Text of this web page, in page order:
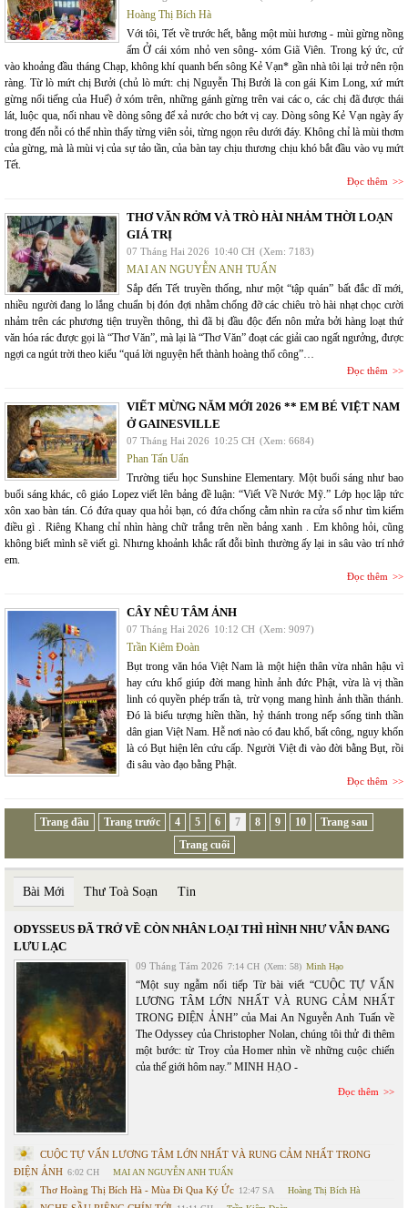
Hoàng Thị Bích Hà
Với tôi, Tết về trước hết, bằng một mùi hương - mùi gừng nồng
ấm Ở cái xóm nhỏ ven sông- xóm Giã Viên. Trong ký ức, cứ
vào khoảng đầu tháng Chạp, không khí quanh bến sông Kẻ Vạn* gần nhà tôi lại trở nên rộn
ràng. Từ lò mứt chị Bưởi (chủ lò mứt: chị Nguyễn Thị Bưởi là con gái Kim Long, xứ mứt
gừng nổi tiếng của Huế) ở xóm trên, những gánh gừng trên vai các o, các chị đã được thái
lát, luộc qua, nối nhau về dòng sông để xả nước cho bớt vị cay. Dòng sông Kẻ Vạn ngày ấy
trong đến nỗi có thể nhìn thấy từng viên sỏi, từng ngọn rêu dưới đáy. Không chỉ là mùi thơm
của gừng, mà là mùi vị của sự tảo tần, của bàn tay chịu thương chịu khó bắt đầu vào vụ mứt
Tết.
Đọc thêm
THƠ VĂN RỞM VÀ TRÒ HÀI NHẢM THỜI LOẠN
GIÁ TRỊ
07 Tháng Hai 2026 10:40 CH (Xem: 7183)
MAI AN NGUYỄN ANH TUẤN
Sắp đến Tết truyền thống, như một “tập quán” bất đắc dĩ mới,
nhiều người đang lo lắng chuẩn bị đón đợi nhằm chống đỡ các chiêu trò hài nhạt chọc cười
nhảm trên các phương tiện truyền thông, thì đã bị đầu độc đến nôn mửa bởi hàng loạt thứ
văn hóa rác được gọi là “Thơ Văn”, mà lại là “Thơ Văn” đoạt các giải cao ngất ngưởng, được
ngợi ca ngút trời theo kiểu “quá lời nguyện hết thành hoàng thổ công”…
Đọc thêm
VIẾT MỪNG NĂM MỚI 2026 ** EM BÉ VIỆT NAM
Ở GAINESVILLE
07 Tháng Hai 2026 10:25 CH (Xem: 6684)
Phan Tấn Uẩn
Trường tiểu học Sunshine Elementary. Một buổi sáng như bao
buổi sáng khác, cô giáo Lopez viết lên bảng đề luận: “Viết Về Nước Mỹ.” Lớp học lập tức
xôn xao bàn tán. Có đứa quay qua hỏi bạn, có đứa chống cằm nhìn ra cửa sổ như tìm kiếm
điều gì . Riêng Khang chỉ nhìn hàng chữ trắng trên nền bảng xanh . Em không hỏi, cũng
không biết mình sẽ viết gì. Nhưng khoảnh khắc rất đỗi bình thường ấy lại in sâu vào trí nhớ
em.
Đọc thêm
CÂY NÊU TÂM ẢNH
07 Tháng Hai 2026 10:12 CH (Xem: 9097)
Trần Kiêm Đoàn
Bụt trong văn hóa Việt Nam là một hiện thân vừa nhân hậu vì
hay cứu khổ giúp đời mang hình ảnh đức Phật, vừa là vị thần
linh có quyền phép trấn tà, trừ vọng mang hình ảnh thần thánh.
Đó là biểu tượng hiền thần, hỷ thánh trong nếp sống tinh thần
dân gian Việt Nam. Hễ nơi nào có đau khổ, bất công, nguy khốn
là có Bụt hiện lên cứu cấp. Người Việt đi vào đời bằng Bụt, rồi
đi sâu vào đạo bằng Phật.
Đọc thêm
Trang đầu Trang trước 4 5 6 7 8 9 10
Trang sau
Trang cuối
Bài Mới Thư Toà Soạn Tin
ODYSSEUS ĐÃ TRỞ VỀ CÒN NHÂN LOẠI THÌ HÌNH NHƯ VẪN ĐANG
LƯU LẠC
09 Tháng Tám 2026 7:14 CH (Xem: 58) Minh Hạo
“Một suy ngẫm nối tiếp Từ bài viết “CUỘC TỰ VẤN
LƯƠNG TÂM LỚN NHẤT VÀ RUNG CẢM NHẤT
TRONG ĐIỆN ẢNH” của Mai An Nguyễn Anh Tuấn về
The Odyssey của Christopher Nolan, chúng tôi thử đi thêm
một bước: từ Troy của Homer nhìn về những cuộc chiến
của thế giới hôm nay.” MINH HẠO -
Đọc thêm
CUỘC TỰ VẤN LƯƠNG TÂM LỚN NHẤT VÀ RUNG CẢM NHẤT TRONG
ĐIỆN ẢNH 6:02 CH MAI AN NGUYỄN ANH TUẤN
Thơ Hoàng Thị Bích Hà - Mùa Đi Qua Ký Ức 12:47 SA Hoàng Thị Bích Hà